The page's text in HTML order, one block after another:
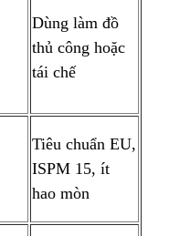
Dùng làm đồ
thủ công hoặc
tái chế
Tiêu chuẩn EU,
ISPM 15, ít
hao mòn